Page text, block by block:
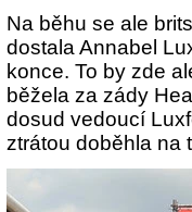
Na běhu se ale
dostala Annabel
konce. To by zde
běžela za zády
dosud vedoucí
ztrátou doběhla na